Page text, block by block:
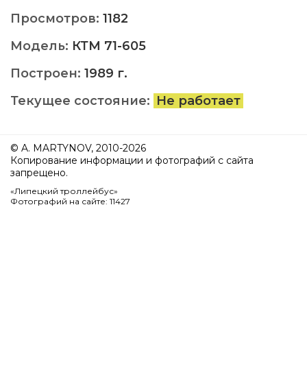
Просмотров: 1182
Модель: КТМ 71-605
Построен: 1989 г.
Текущее состояние: Не работает
© A. MARTYNOV, 2010-2026
Копирование информации и фотографий с сайта
запрещено.
«Липецкий троллейбус»
Фотографий на сайте: 11427